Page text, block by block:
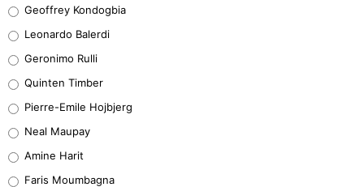
38%
32%
5%
1%
Geoffrey Kondogbia
Leonardo Balerdi
Geronimo Rulli
Quinten Timber
Pierre-Emile Hojbjerg
Neal Maupay
Amine Harit
Faris Moumbagna